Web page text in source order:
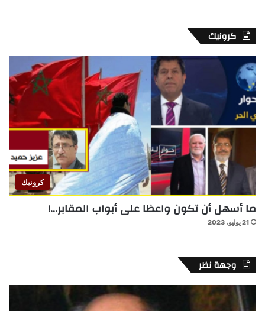
كرونيك
كرونيك
ما أسهل أن تكون واعظا على أبواب المقابر…!
21 يوليو، 2023
وجهة نظر